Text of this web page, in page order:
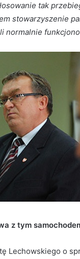
tak
stowarzyszenie
normalnie
z tym
Lechowskiego o